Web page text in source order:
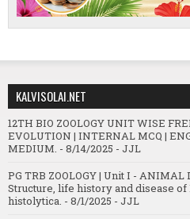
KALVISOLAI.NET
12TH BIO ZOOLOGY UNIT WISE
EVOLUTION | INTERNAL MCQ |
MEDIUM. - 8/14/2025 - JJL
PG TRB ZOOLOGY | Unit I -
Structure, life history and disease
histolytica. - 8/1/2025 - JJL